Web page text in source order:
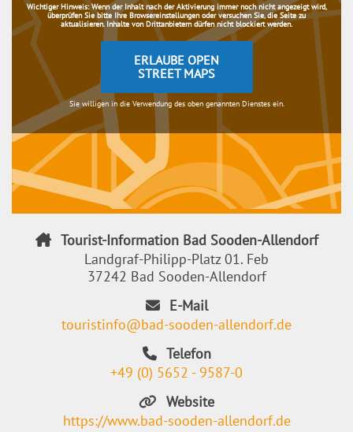
Wichtiger Hinweis:Wenn der Inhalt nach der Aktivierung immer noch nicht angezeigt wird,
überprüfen Sie bitte Ihre Browsereinstellungen oder versuchen Sie, die Seite zu
aktualisieren. Inhalte von Drittanbietern dürfen nicht blockiert werden.
ERLAUBE OPEN
STREET MAPS
Sie willigen in die Verwendung des oben genannten Dienstes ein.
Tourist-Information Bad Sooden-Allendorf
Landgraf-Philipp-Platz 01. Feb
37242 Bad Sooden-Allendorf
E-Mail
touristinfo@bad-sooden-allendorf.de
Telefon
+49 (0) 5652 - 9587-0
Website
https://www.bad-sooden-allendorf.de